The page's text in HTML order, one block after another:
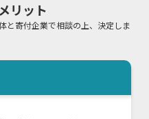
リット
と寄付企業で相談の上、決定しま